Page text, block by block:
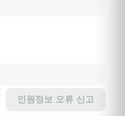
인원정보 오류 신고